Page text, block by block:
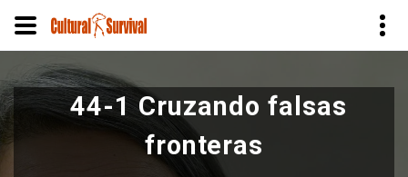
Pasar
al
contenido
principal
44-1 Cruzando falsas
fronteras